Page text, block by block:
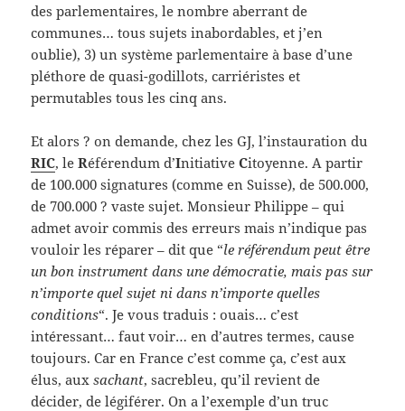
des parlementaires, le nombre aberrant de
communes… tous sujets inabordables, et j’en
oublie), 3) un système parlementaire à base d’une
pléthore de quasi-godillots, carriéristes et
permutables tous les cinq ans.
Et alors ? on demande, chez les GJ, l’instauration du
RIC, leRéférendum d’InitiativeCitoyenne. A partir
de 100.000 signatures (comme en Suisse), de 500.000,
de 700.000 ? vaste sujet. Monsieur Philippe – qui
admet avoir commis des erreurs mais n’indique pas
vouloir les réparer – dit que “le référendum peut être
un bon instrument dans une démocratie, mais pas sur
n’importe quel sujet ni dans n’importe quelles
conditions“. Je vous traduis : ouais… c’est
intéressant… faut voir… en d’autres termes, cause
toujours. Car en France c’est comme ça, c’est aux
élus, auxsachant, sacrebleu, qu’il revient de
décider, de légiférer. On a l’exemple d’un truc